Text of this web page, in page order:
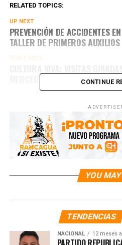
RELATED TOPICS:
UP NEXT
PREVENCIÓN DE ACCIDENTES
TALLER DE PRIMEROS AUXILIOS
DON'T MISS
MERCED DIRIGIDO ACONTINUE
YOU
TENDENCIAS
NACIONAL 12 meses